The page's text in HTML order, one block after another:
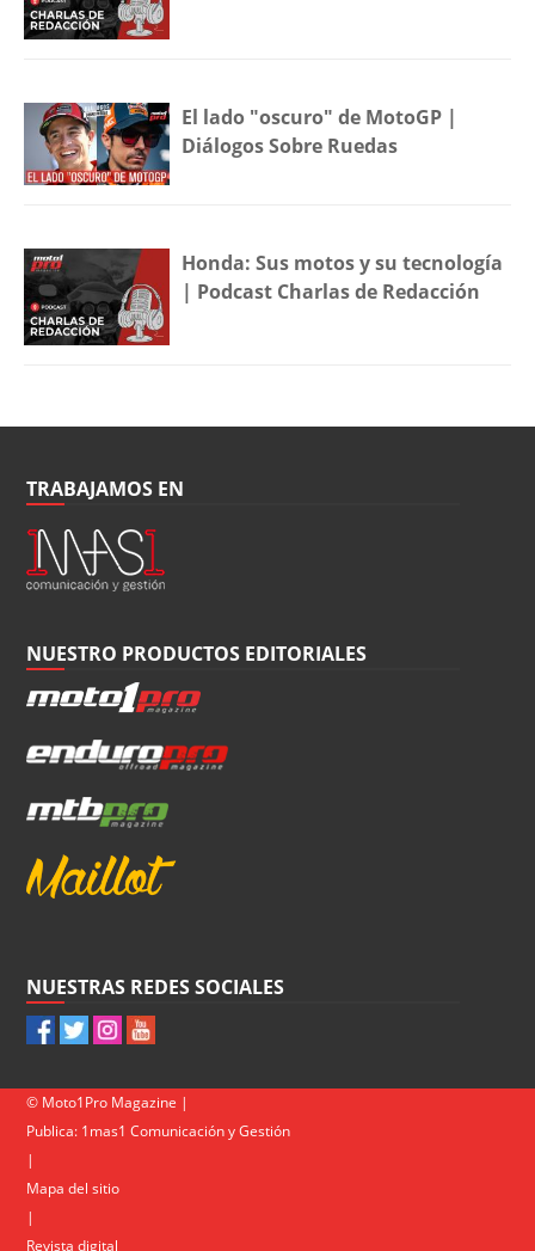
El lado "oscuro" de MotoGP |
Diálogos Sobre Ruedas
Honda: Sus motos y su tecnología
| Podcast Charlas de Redacción
TRABAJAMOS EN
NUESTRO PRODUCTOS EDITORIALES
NUESTRAS REDES SOCIALES
© Moto1Pro Magazine |
Publica: 1mas1 Comunicación y Gestión
|
Mapa del sitio
|
Revista digital